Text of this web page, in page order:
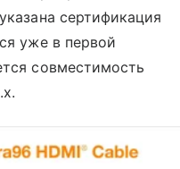
сертификация
уже в первой
совместимость